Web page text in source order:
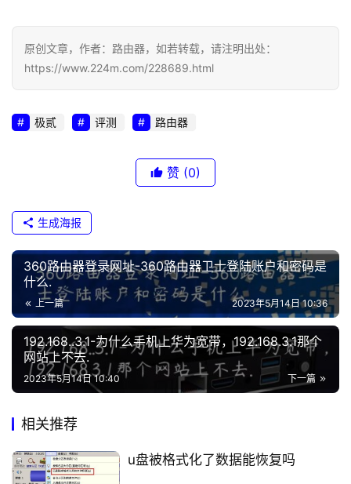
2
.
.
.
t
p
n
n
原创文章，作者：路由器，如若转载，请注明出处：
https://www.224m.com/228689.html
极贰 评测 路由器
赞 (0)
生成海报
360路由器登录网址-360路由器卫士登陆账户和密码是
什么.
上一篇 2023年5月14日 10:36
192.168..3.1-为什么手机上华为宽带，192.168.3.1那个
网站上不去.
下一篇
2023年5月14日 10:40
相关推荐
u盘被格式化了数据能恢复吗